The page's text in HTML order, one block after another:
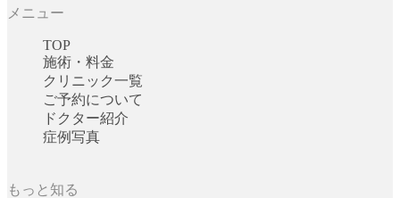
メニュー
TOP
施術・料金
クリニック一覧
ご予約について
ドクター紹介
症例写真
もっと知る